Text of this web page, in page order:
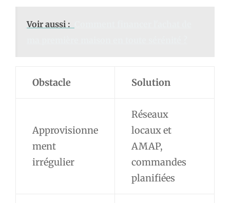
Voir aussi :
Obstacle Solution
Approvisionne
ment
irrégulier
Réseaux
locaux et
AMAP,
commandes
planifiées